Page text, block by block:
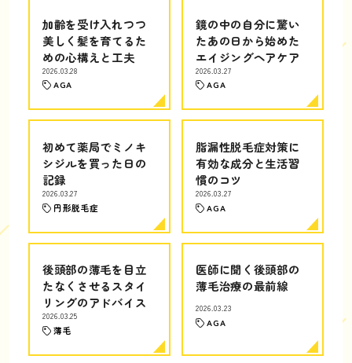
加齢を受け入れつつ
美しく髪を育てるた
めの心構えと工夫
2026.03.28
AGA
鏡の中の自分に驚い
たあの日から始めた
エイジングヘアケア
2026.03.27
AGA
初めて薬局でミノキ
シジルを買った日の
記録
2026.03.27
円形脱毛症
脂漏性脱毛症対策に
有効な成分と生活習
慣のコツ
2026.03.27
AGA
後頭部の薄毛を目立
たなくさせるスタイ
リングのアドバイス
2026.03.25
薄毛
医師に聞く後頭部の
薄毛治療の最前線
2026.03.23
AGA